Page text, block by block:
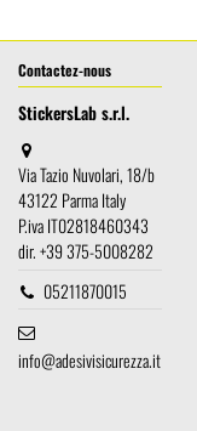
Contactez-nous
StickersLab s.r.l.
Via Tazio Nuvolari, 18/b
43122 Parma Italy
P.iva IT02818460343
dir. +39 375-5008282
05211870015
info@adesivisicurezza.it